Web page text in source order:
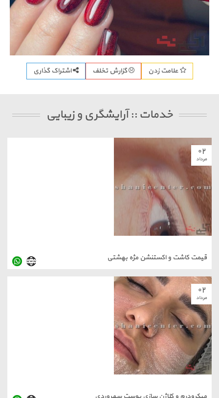
علامت زدن گزارش تخلف اشتراک گذاری
خدمات :: آرایشگری و زیبایی
۰۲
مرداد
قیمت کاشت و اکستنشن مژه بهشتی
۰۲
مرداد